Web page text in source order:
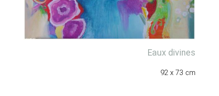
Eaux divines
92 x 73 cm